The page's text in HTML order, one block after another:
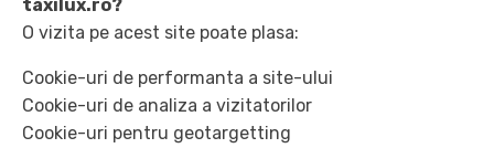
taxilux.ro?
O vizita pe acest site poate plasa:
Cookie-uri de performanta a site-ului
Cookie-uri de analiza a vizitatorilor
Cookie-uri pentru geotargetting